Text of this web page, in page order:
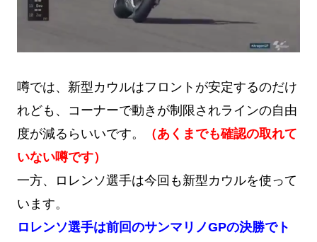
噂では、新型カウルはフロントが安定するのだけ
れども、コーナーで動きが制限されラインの自由
度が減るらいいです。
（あくまでも確認の取れて
いない噂です）
一方、ロレンソ選手は今回も新型カウルを使って
います。
ロレンソ選手は前回のサンマリノGPの決勝でト